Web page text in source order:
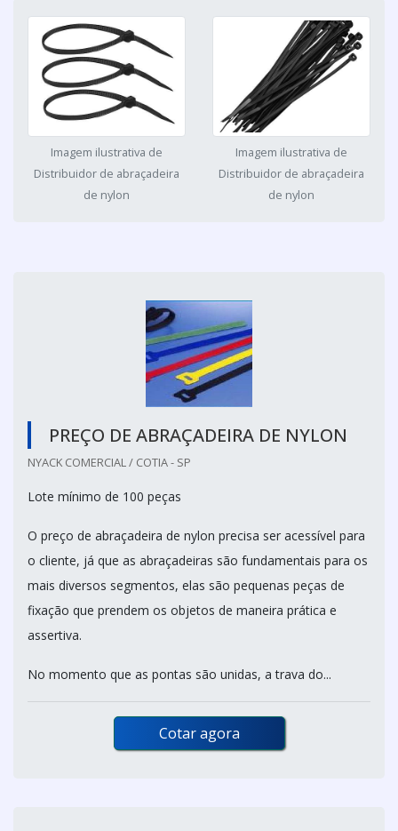
Imagem ilustrativa de
Distribuidor de abraçadeira
de nylon
Imagem ilustrativa de
Distribuidor de abraçadeira
de nylon
PREÇO DE ABRAÇADEIRA DE NYLON
NYACK COMERCIAL / COTIA - SP
Lote mínimo de 100 peças
O preço de abraçadeira de nylon precisa ser acessível para
o cliente, já que as abraçadeiras são fundamentais para os
mais diversos segmentos, elas são pequenas peças de
fixação que prendem os objetos de maneira prática e
assertiva.
No momento que as pontas são unidas, a trava do...
Cotar agora